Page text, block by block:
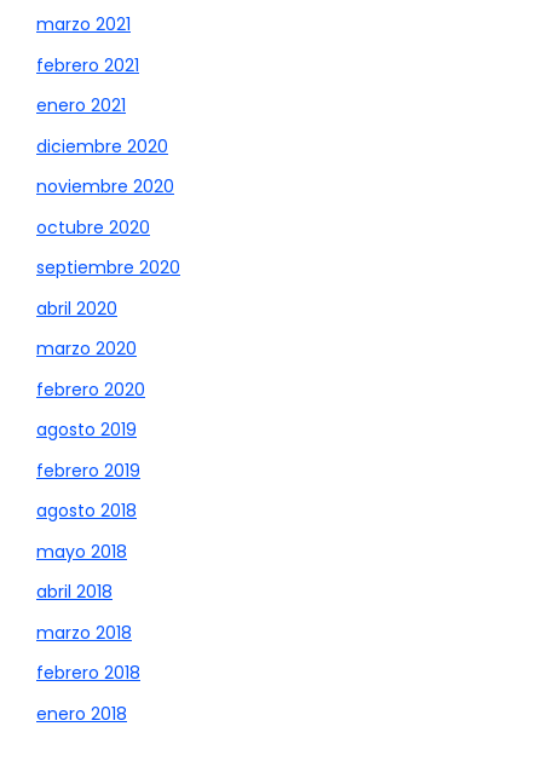
marzo 2021
febrero 2021
enero 2021
diciembre 2020
noviembre 2020
octubre 2020
septiembre 2020
abril 2020
marzo 2020
febrero 2020
agosto 2019
febrero 2019
agosto 2018
mayo 2018
abril 2018
marzo 2018
febrero 2018
enero 2018